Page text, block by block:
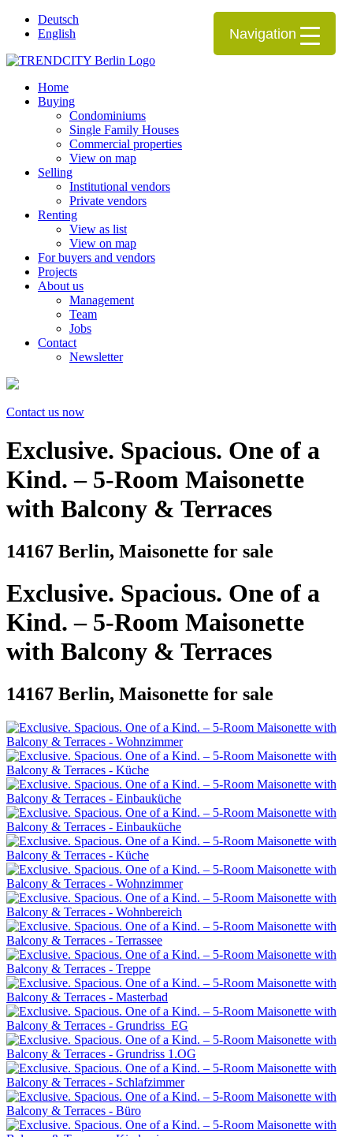
Deutsch
English
Home
Buying
Condominiums
Single Family Houses
Commercial properties
View on map
Selling
Institutional vendors
Private vendors
Renting
View as list
View on map
For buyers and vendors
Projects
About us
Management
Team
Jobs
Contact
Newsletter
Contact us now
Exclusive. Spacious. One of a
Kind. – 5-Room Maisonette
with Balcony & Terraces
14167 Berlin, Maisonette for sale
Exclusive. Spacious. One of a
Kind. – 5-Room Maisonette
with Balcony & Terraces
14167 Berlin, Maisonette for sale
Navigation